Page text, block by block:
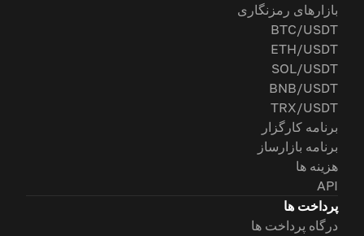
بازارهای رمزنگاری
BTC/USDT
ETH/USDT
SOL/USDT
BNB/USDT
TRX/USDT
برنامه کارگزار
برنامه بازارساز
هزینه ها
API
پرداخت ها
درگاه پرداخت ها